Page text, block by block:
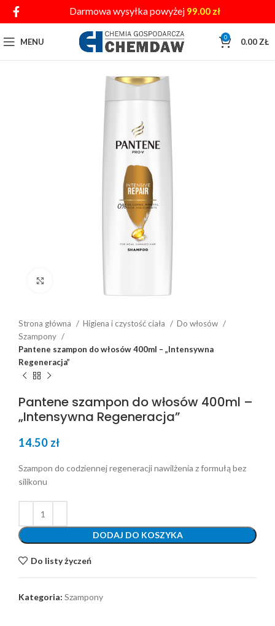
Darmowa wysyłka powyżej 99.00 zł
MENU 0 0.00 ZŁ
Strona główna Higiena i czystość ciała
Do włosów
Szampony
Pantene szampon do włosów 400ml – „Intensywna
Regeneracja”
Pantene szampon do włosów 400ml –
„Intensywna Regeneracja”
14.50 zł
Szampon do codziennej regeneracji nawilżenia z formułą bez
silikonu
DODAJ DO KOSZYKA
Do listy życzeń
Kategoria: Szampony